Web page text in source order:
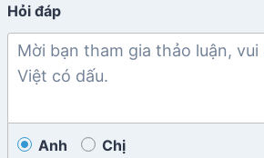
Hỏi đáp
Anh Chị